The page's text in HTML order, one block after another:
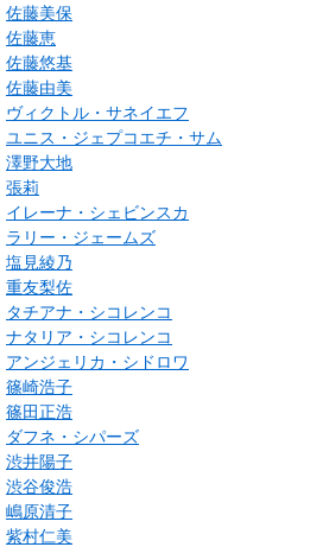
佐藤美保
佐藤恵
佐藤悠基
佐藤由美
ヴィクトル・サネイエフ
ユニス・ジェプコエチ・サム
澤野大地
張莉
イレーナ・シェビンスカ
ラリー・ジェームズ
塩見綾乃
重友梨佐
タチアナ・シコレンコ
ナタリア・シコレンコ
アンジェリカ・シドロワ
篠崎浩子
篠田正浩
ダフネ・シパーズ
渋井陽子
渋谷俊浩
嶋原清子
紫村仁美